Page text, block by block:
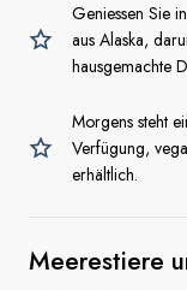
Geniessen Sie
aus Alaska,
hausgemachte
Morgens steht
Verfügung,
erhältlich.
Meerestiere